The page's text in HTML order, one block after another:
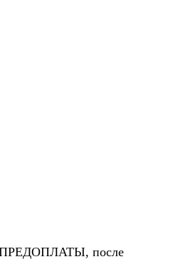
ПРЕДОПЛАТЫ, после